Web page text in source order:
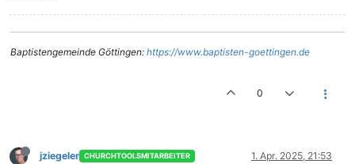
Baptistengemeinde Göttingen: https://www.baptisten-goettingen.de
0
jziegeler CHURCHTOOLSMITARBEITER 1. Apr. 2025, 21:53